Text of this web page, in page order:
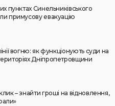
пунктах Синельниківського
примусову евакуацію
вогню: як функціонують суди на
Дніпропетровщини
– знайти гроші на відновлення,